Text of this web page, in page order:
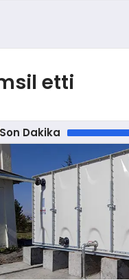
etti
Dakika